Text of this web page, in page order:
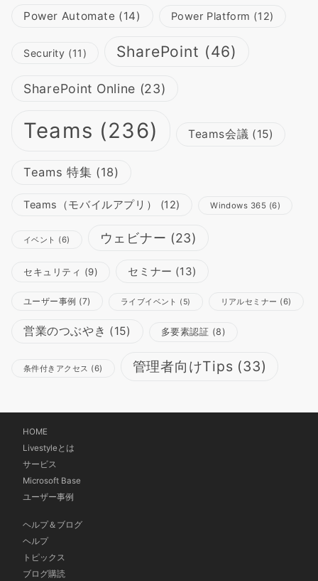
Power Automate (14) Power Platform (12)
Security (11) SharePoint (46)
SharePoint Online (23)
Teams (236) Teams会議 (15)
Teams 特集 (18)
Teams（モバイルアプリ） (12) Windows 365 (6)
イベント (6) ウェビナー (23)
セキュリティ (9) セミナー (13)
ユーザー事例 (7) ライブイベント (5) リアルセミナー (6)
営業のつぶやき (15) 多要素認証 (8)
条件付きアクセス (6) 管理者向けTips (33)
HOME
Livestyleとは
サービス
Microsoft Base
ユーザー事例
ヘルプ＆ブログ
ヘルプ
トピックス
ブログ購読